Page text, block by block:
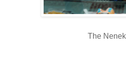
The